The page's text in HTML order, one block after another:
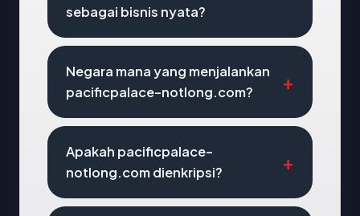
sebagai bisnis nyata?
Negara mana yang menjalankan
pacificpalace-notlong.com?
Apakah pacificpalace-
notlong.com dienkripsi?